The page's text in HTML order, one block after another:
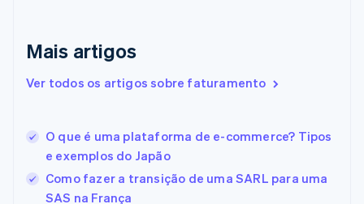
Mais artigos
Ver todos os artigos sobre faturamento
O que é uma plataforma de e-commerce? Tipos
e exemplos do Japão
Como fazer a transição de uma SARL para uma
SAS na França
Eslovênia
Espanha
English Español简体中文
Estônia
Finlândia
EnglishSvenska